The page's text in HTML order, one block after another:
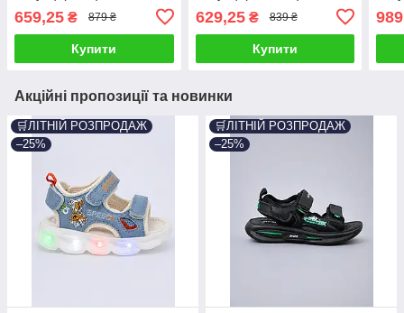
659,25 ₴ 879 ₴
Купити
629,25₴ 839 ₴
Купити
Акційні пропозиції та новинки
🛒ЛІТНІЙ РОЗПРОДАЖ
–25%
🛒ЛІТНІЙ РОЗПРОДАЖ
–25%